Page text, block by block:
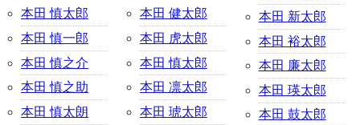
本田 慎太郎
本田 慎一郎
本田 慎之介
本田 慎之助
本田 慎太朗
本田 健太郎
本田 虎太郎
本田 慎太郎
本田 凛太郎
本田 琥太郎
本田 新太郎
本田 裕太郎
本田 廉太郎
本田 瑛太郎
本田 鼓太郎